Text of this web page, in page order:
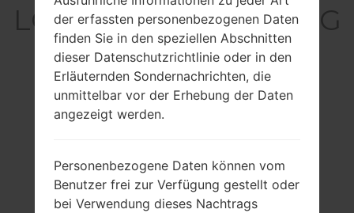
LGL21G(LGL21G) akaLG
Destiny
der erfassten personenbezogenen Daten
finden Sie in den speziellen Abschnitten
dieser Datenschutzrichtlinie oder in den
Erläuternden Sondernachrichten, die
unmittelbar vor der Erhebung der Daten
angezeigt werden.
Personenbezogene Daten können vom
Benutzer frei zur Verfügung gestellt oder
bei Verwendung dieses Nachtrags